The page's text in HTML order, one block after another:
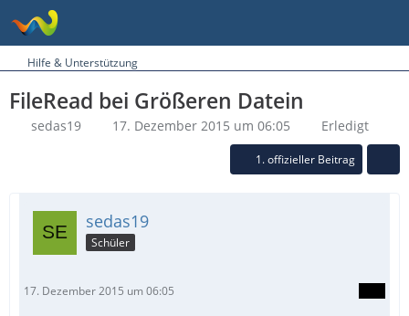
Hilfe & Unterstützung
FileRead bei Größeren Datein
sedas19 17. Dezember 2015 um 06:05 Erledigt
1. offizieller Beitrag
sedas19
Schüler
17. Dezember 2015 um 06:05